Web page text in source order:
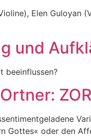
Elen
und
beeinflussen?
Gottes« oder den